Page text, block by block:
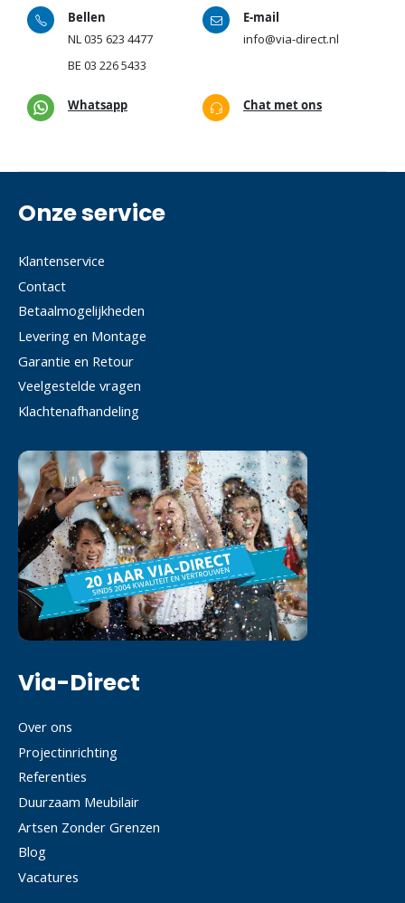
Bellen
NL035 623 4477
BE 03 226 5433
E-mail
info@via-direct.nl
Whatsapp Chat met ons
Onze service
Klantenservice
Contact
Betaalmogelijkheden
Levering en Montage
Garantie en Retour
Veelgestelde vragen
Klachtenafhandeling
Via-Direct
Over ons
Projectinrichting
Referenties
Duurzaam Meubilair
Artsen Zonder Grenzen
Blog
Vacatures